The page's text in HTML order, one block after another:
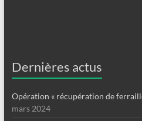
Dernières actus
Opération « récupération de
mars 2024